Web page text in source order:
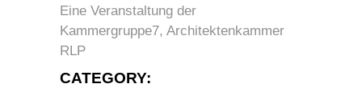
Eine Veranstaltung der
Kammergruppe7, Architektenkammer
RLP
CATEGORY: